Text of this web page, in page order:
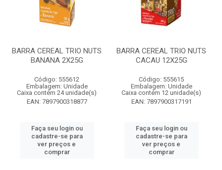
BARRA CEREAL TRIO NUTS
BANANA 2X25G
Código: 555612
Embalagem: Unidade
Caixa contém 24 unidade(s)
EAN: 7897900318877
Faça seu login ou
cadastre-se para
ver preços e
comprar
BARRA CEREAL TRIO NUTS
CACAU 12X25G
Código: 555615
Embalagem: Unidade
Caixa contém 12 unidade(s)
EAN: 7897900317191
Faça seu login ou
cadastre-se para
ver preços e
comprar